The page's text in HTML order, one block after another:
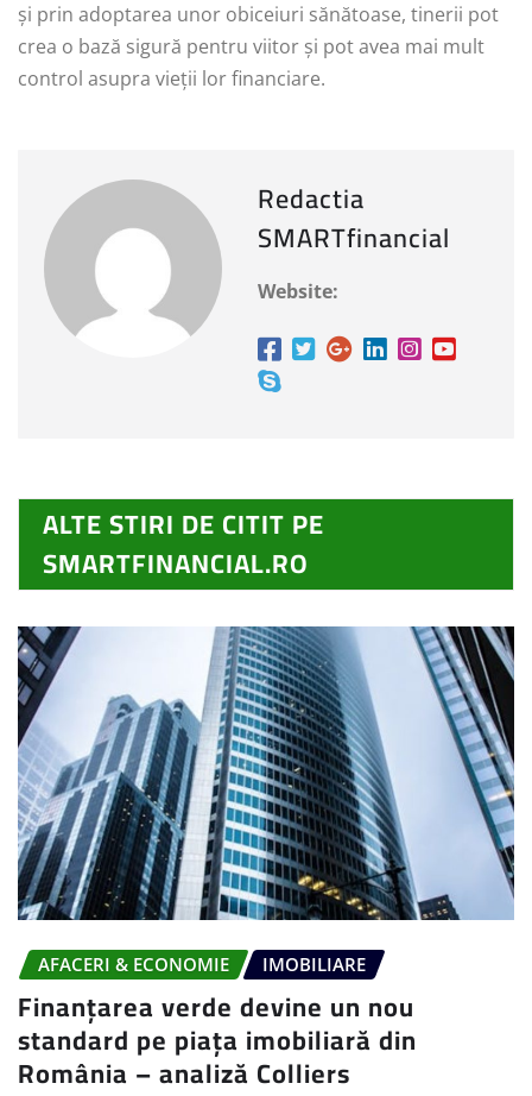
și prin adoptarea unor obiceiuri sănătoase, tinerii pot
crea o bază sigură pentru viitor și pot avea mai mult
control asupra vieții lor financiare.
Redactia
SMARTfinancial
Website:
ALTE STIRI DE CITIT PE
SMARTFINANCIAL.RO
AFACERI & ECONOMIE IMOBILIARE
Finanțarea verde devine un nou
standard pe piața imobiliară din
România – analiză Colliers